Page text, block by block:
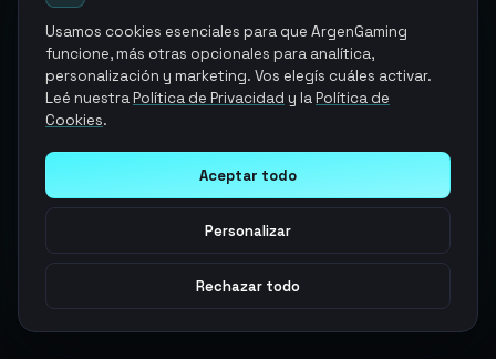
Volver a la página de inicio
Explorar otros servicios
Usamos cookies esenciales para que ArgenGaming
funcione, más otras opcionales para analítica,
personalización y marketing. Vos elegís cuáles activar.
Leé nuestraPolítica de Privacidad y laPolítica de
Cookies.
Aceptar todo
Personalizar
Rechazar todo